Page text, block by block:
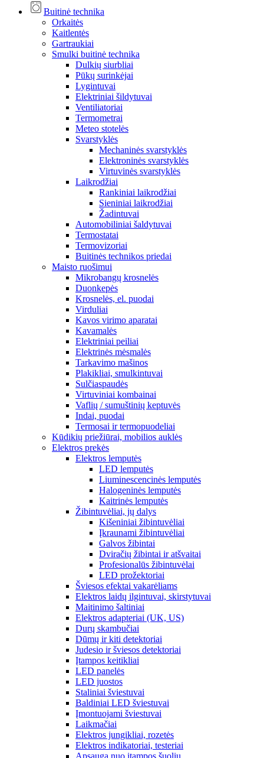
Buitinė technika
Orkaitės
Kaitlentės
Gartraukiai
Smulki buitinė technika
Dulkių siurbliai
Pūkų surinkėjai
Lygintuvai
Elektriniai šildytuvai
Ventiliatoriai
Termometrai
Meteo stotelės
Svarstyklės
Mechaninės svarstyklės
Elektroninės svarstyklės
Virtuvinės svarstyklės
Laikrodžiai
Rankiniai laikrodžiai
Sieniniai laikrodžiai
Žadintuvai
Automobiliniai šaldytuvai
Termostatai
Termovizoriai
Buitinės technikos priedai
Maisto ruošimui
Mikrobangų krosnelės
Duonkepės
Krosnelės, el. puodai
Virduliai
Kavos virimo aparatai
Kavamalės
Elektriniai peiliai
Elektrinės mėsmalės
Tarkavimo mašinos
Plakikliai, smulkintuvai
Sulčiaspaudės
Virtuviniai kombainai
Vaflių / sumuštinių keptuvės
Indai, puodai
Termosai ir termopuodeliai
Kūdikių priežiūrai, mobilios auklės
Elektros prekės
Elektros lemputės
LED lemputės
Liuminescencinės lemputės
Halogeninės lemputės
Kaitrinės lemputės
Žibintuvėliai, jų dalys
Kišeniniai žibintuvėliai
Įkraunami žibintuvėliai
Galvos žibintai
Dviračių žibintai ir atšvaitai
Profesionalūs žibintuvėlai
LED prožektoriai
Šviesos efektai vakarėliams
Elektros laidų ilgintuvai, skirstytuvai
Maitinimo šaltiniai
Elektros adapteriai (UK, US)
Durų skambučiai
Dūmų ir kiti detektoriai
Judesio ir šviesos detektoriai
Įtampos keitikliai
LED panelės
LED juostos
Staliniai šviestuvai
Baldiniai LED šviestuvai
Įmontuojami šviestuvai
Laikmačiai
Elektros jungikliai, rozetės
Elektros indikatoriai, testeriai
Apsauga nuo įtampos šuolių